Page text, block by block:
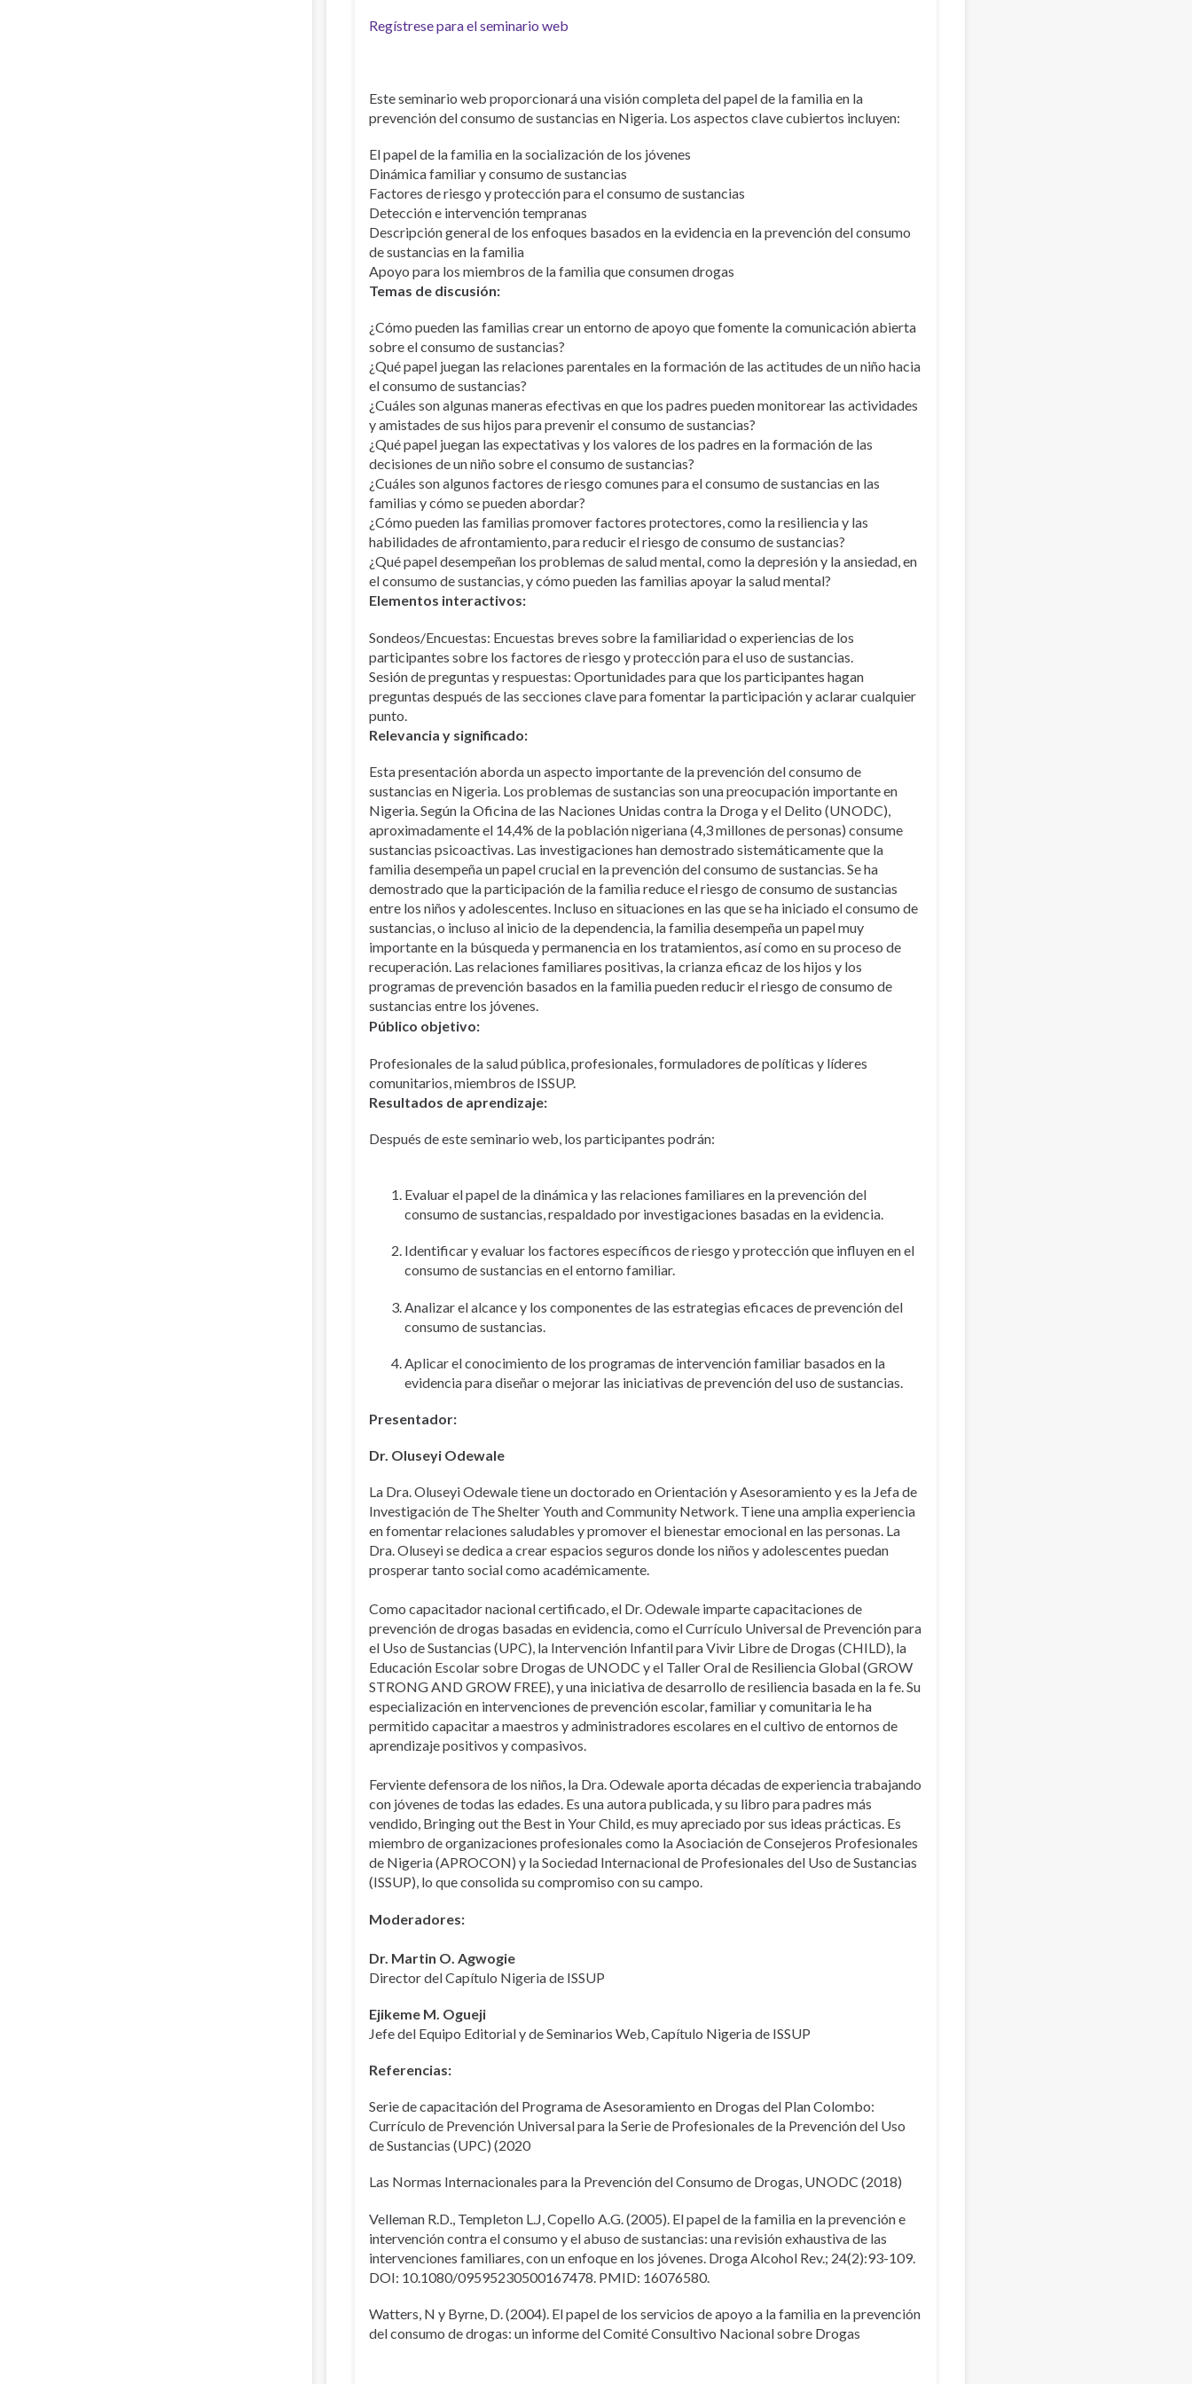
Regístrese para el seminario web
Este seminario web proporcionará una visión completa del papel de la familia en la
prevención del consumo de sustancias en Nigeria. Los aspectos clave cubiertos incluyen:
El papel de la familia en la socialización de los jóvenes
Dinámica familiar y consumo de sustancias
Factores de riesgo y protección para el consumo de sustancias
Detección e intervención tempranas
Descripción general de los enfoques basados en la evidencia en la prevención del consumo
de sustancias en la familia
Apoyo para los miembros de la familia que consumen drogas
Temas de discusión:
¿Cómo pueden las familias crear un entorno de apoyo que fomente la comunicación abierta
sobre el consumo de sustancias?
¿Qué papel juegan las relaciones parentales en la formación de las actitudes de un niño hacia
el consumo de sustancias?
¿Cuáles son algunas maneras efectivas en que los padres pueden monitorear las actividades
y amistades de sus hijos para prevenir el consumo de sustancias?
¿Qué papel juegan las expectativas y los valores de los padres en la formación de las
decisiones de un niño sobre el consumo de sustancias?
¿Cuáles son algunos factores de riesgo comunes para el consumo de sustancias en las
familias y cómo se pueden abordar?
¿Cómo pueden las familias promover factores protectores, como la resiliencia y las
habilidades de afrontamiento, para reducir el riesgo de consumo de sustancias?
¿Qué papel desempeñan los problemas de salud mental, como la depresión y la ansiedad, en
el consumo de sustancias, y cómo pueden las familias apoyar la salud mental?
Elementos interactivos:
Sondeos/Encuestas: Encuestas breves sobre la familiaridad o experiencias de los
participantes sobre los factores de riesgo y protección para el uso de sustancias.
Sesión de preguntas y respuestas: Oportunidades para que los participantes hagan
preguntas después de las secciones clave para fomentar la participación y aclarar cualquier
punto.
Relevancia y significado:
Esta presentación aborda un aspecto importante de la prevención del consumo de
sustancias en Nigeria. Los problemas de sustancias son una preocupación importante en
Nigeria. Según la Oficina de las Naciones Unidas contra la Droga y el Delito (UNODC),
aproximadamente el 14,4% de la población nigeriana (4,3 millones de personas) consume
sustancias psicoactivas. Las investigaciones han demostrado sistemáticamente que la
familia desempeña un papel crucial en la prevención del consumo de sustancias. Se ha
demostrado que la participación de la familia reduce el riesgo de consumo de sustancias
entre los niños y adolescentes. Incluso en situaciones en las que se ha iniciado el consumo de
sustancias, o incluso al inicio de la dependencia, la familia desempeña un papel muy
importante en la búsqueda y permanencia en los tratamientos, así como en su proceso de
recuperación. Las relaciones familiares positivas, la crianza eficaz de los hijos y los
programas de prevención basados en la familia pueden reducir el riesgo de consumo de
sustancias entre los jóvenes.
Público objetivo:
Profesionales de la salud pública, profesionales, formuladores de políticas y líderes
comunitarios, miembros de ISSUP.
Resultados de aprendizaje:
Después de este seminario web, los participantes podrán:
Evaluar el papel de la dinámica y las relaciones familiares en la prevención del
consumo de sustancias, respaldado por investigaciones basadas en la evidencia.
Identificar y evaluar los factores específicos de riesgo y protección que influyen en el
consumo de sustancias en el entorno familiar.
Analizar el alcance y los componentes de las estrategias eficaces de prevención del
consumo de sustancias.
Aplicar el conocimiento de los programas de intervención familiar basados en la
evidencia para diseñar o mejorar las iniciativas de prevención del uso de sustancias.
Presentador:
Dr. Oluseyi Odewale
La Dra. Oluseyi Odewale tiene un doctorado en Orientación y Asesoramiento y es la Jefa de
Investigación de The Shelter Youth and Community Network. Tiene una amplia experiencia
en fomentar relaciones saludables y promover el bienestar emocional en las personas. La
Dra. Oluseyi se dedica a crear espacios seguros donde los niños y adolescentes puedan
prosperar tanto social como académicamente.
Como capacitador nacional certificado, el Dr. Odewale imparte capacitaciones de
prevención de drogas basadas en evidencia, como el Currículo Universal de Prevención para
el Uso de Sustancias (UPC), la Intervención Infantil para Vivir Libre de Drogas (CHILD), la
Educación Escolar sobre Drogas de UNODC y el Taller Oral de Resiliencia Global (GROW
STRONG AND GROW FREE), y una iniciativa de desarrollo de resiliencia basada en la fe. Su
especialización en intervenciones de prevención escolar, familiar y comunitaria le ha
permitido capacitar a maestros y administradores escolares en el cultivo de entornos de
aprendizaje positivos y compasivos.
Ferviente defensora de los niños, la Dra. Odewale aporta décadas de experiencia trabajando
con jóvenes de todas las edades. Es una autora publicada, y su libro para padres más
vendido, Bringing out the Best in Your Child, es muy apreciado por sus ideas prácticas. Es
miembro de organizaciones profesionales como la Asociación de Consejeros Profesionales
de Nigeria (APROCON) y la Sociedad Internacional de Profesionales del Uso de Sustancias
(ISSUP), lo que consolida su compromiso con su campo.
Moderadores:
Dr. Martin O. Agwogie
Director del Capítulo Nigeria de ISSUP
Ejikeme M. Ogueji
Jefe del Equipo Editorial y de Seminarios Web, Capítulo Nigeria de ISSUP
Referencias:
Serie de capacitación del Programa de Asesoramiento en Drogas del Plan Colombo:
Currículo de Prevención Universal para la Serie de Profesionales de la Prevención del Uso
de Sustancias (UPC) (2020
Las Normas Internacionales para la Prevención del Consumo de Drogas, UNODC (2018)
Velleman R.D., Templeton L.J, Copello A.G. (2005). El papel de la familia en la prevención e
intervención contra el consumo y el abuso de sustancias: una revisión exhaustiva de las
intervenciones familiares, con un enfoque en los jóvenes. Droga Alcohol Rev.; 24(2):93-109.
DOI: 10.1080/09595230500167478. PMID: 16076580.
Watters, N y Byrne, D. (2004). El papel de los servicios de apoyo a la familia en la prevención
del consumo de drogas: un informe del Comité Consultivo Nacional sobre Drogas